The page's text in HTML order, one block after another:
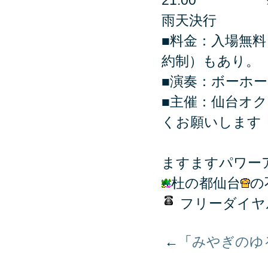
雨天決行
■料金：入場
約制）もあり。
■演奏：ボーホ
■主催：仙台オ
くお願いします
ますますパワー
杜の都仙台
の
フリーダイ
←「みやぎの